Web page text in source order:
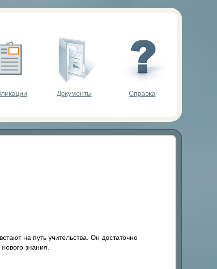
Документы Справка
на путь учительства. Он достаточно
знания.